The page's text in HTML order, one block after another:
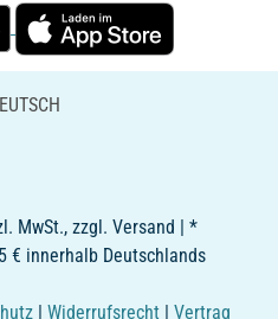
MwSt., zzgl. Versand | *
€ innerhalb Deutschlands
|Widerrufsrecht |Vertrag